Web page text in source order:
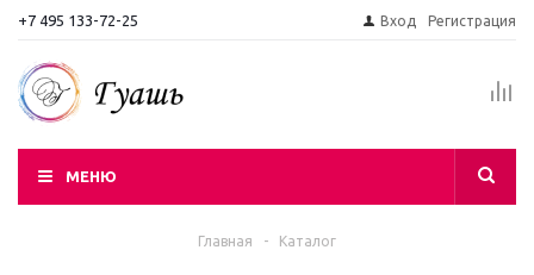
+7 495 133-72-25 Вход Регистрация
МЕНЮ
Главная - Каталог